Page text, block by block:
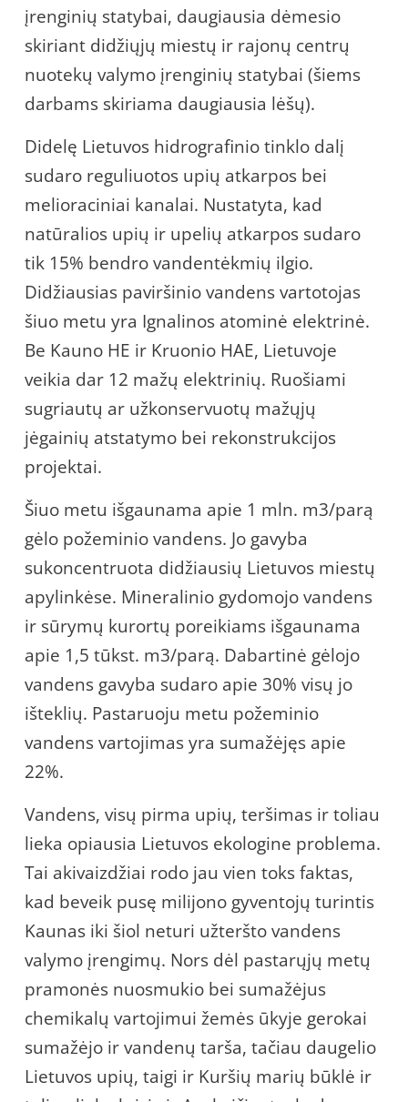
įrenginių statybai, daugiausia dėmesio
skiriant didžiųjų miestų ir rajonų centrų
nuotekų valymo įrenginių statybai (šiems
darbams skiriama daugiausia lėšų).
Didelę Lietuvos hidrografinio tinklo dalį
sudaro reguliuotos upių atkarpos bei
melioraciniai kanalai. Nustatyta, kad
natūralios upių ir upelių atkarpos sudaro
tik 15% bendro vandentėkmių ilgio.
Didžiausias paviršinio vandens vartotojas
šiuo metu yra Ignalinos atominė elektrinė.
Be Kauno HE ir Kruonio HAE, Lietuvoje
veikia dar 12 mažų elektrinių. Ruošiami
sugriautų ar užkonservuotų mažųjų
jėgainių atstatymo bei rekonstrukcijos
projektai.
Šiuo metu išgaunama apie 1 mln. m3/parą
gėlo požeminio vandens. Jo gavyba
sukoncentruota didžiausių Lietuvos miestų
apylinkėse. Mineralinio gydomojo vandens
ir sūrymų kurortų poreikiams išgaunama
apie 1,5 tūkst. m3/parą. Dabartinė gėlojo
vandens gavyba sudaro apie 30% visų jo
išteklių. Pastaruoju metu požeminio
vandens vartojimas yra sumažėjęs apie
22%.
Vandens, visų pirma upių, teršimas ir toliau
lieka opiausia Lietuvos ekologine problema.
Tai akivaizdžiai rodo jau vien toks faktas,
kad beveik pusę milijono gyventojų turintis
Kaunas iki šiol neturi užteršto vandens
valymo įrengimų. Nors dėl pastarųjų metų
pramonės nuosmukio bei sumažėjus
chemikalų vartojimui žemės ūkyje gerokai
sumažėjo ir vandenų tarša, tačiau daugelio
Lietuvos upių, taigi ir Kuršių marių būklė ir